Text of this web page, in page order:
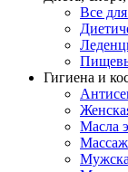
Все
Гигиена и
Масла
Массаж